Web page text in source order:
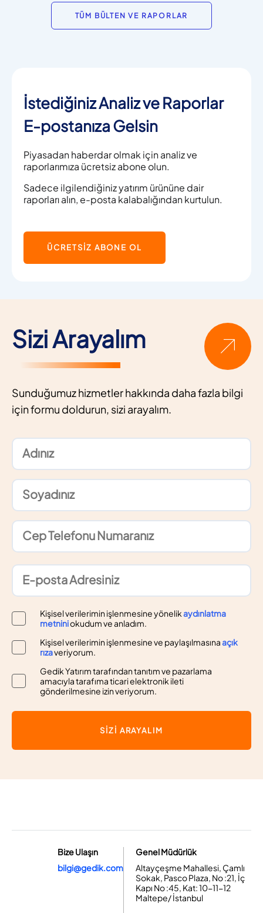
TÜM BÜLTEN VE RAPORLAR
İstediğiniz Analiz ve Raporlar
E-postanıza Gelsin
Piyasadan haberdar olmak için analiz ve
raporlarımıza ücretsiz abone olun.
Sadece ilgilendiğiniz yatırım ürününe dair
raporları alın, e-posta kalabalığından kurtulun.
ÜCRETSİZ ABONE OL
Sizi Arayalım
Sunduğumuz hizmetler hakkında daha fazla bilgi
için formu doldurun, sizi arayalım.
Kişisel verilerimin işlenmesine yönelikaydınlatma
metniniokudum ve anladım.
Kişisel verilerimin işlenmesine ve paylaşılmasınaaçık
rızaveriyorum.
Gedik Yatırım tarafından tanıtım ve pazarlama
amacıyla tarafıma ticari elektronik ileti
gönderilmesine izin veriyorum.
SİZİ ARAYALIM
Bize Ulaşın
bilgi@gedik.com
Genel Müdürlük
Altayçeşme Mahallesi, Çamlı
Sokak, Pasco Plaza, No :21, İç
Kapı No :45, Kat: 10-11-12
Maltepe/ İstanbul